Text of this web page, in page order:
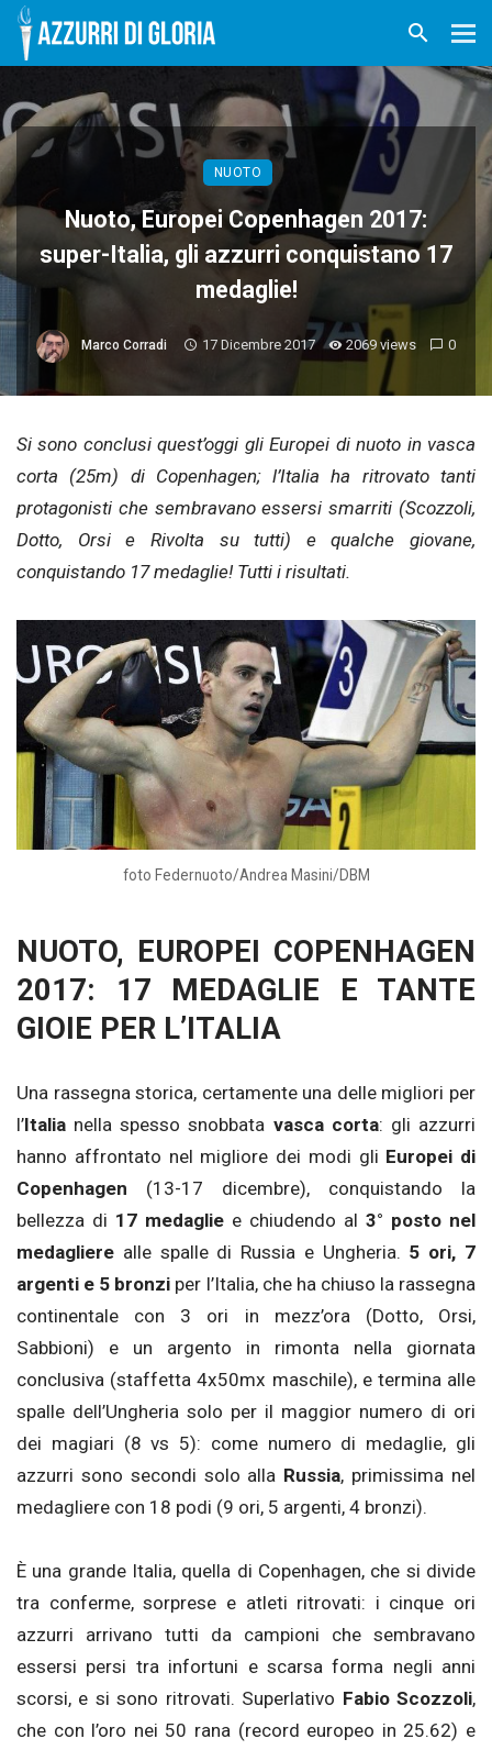
NUOTO
Nuoto, Europei Copenhagen 2017:
super-Italia, gli azzurri conquistano 17
medaglie!
Marco Corradi 17 Dicembre 2017 2069 views 0
Si sono conclusi quest’oggi gli Europei di nuoto in vasca
corta (25m) di Copenhagen; l’Italia ha ritrovato tanti
protagonisti che sembravano essersi smarriti (Scozzoli,
Dotto, Orsi e Rivolta su tutti) e qualche giovane,
conquistando 17 medaglie! Tutti i risultati.
foto Federnuoto/Andrea Masini/DBM
NUOTO, EUROPEI COPENHAGEN
2017: 17 MEDAGLIE E TANTE
GIOIE PER L’ITALIA
Una rassegna storica, certamente una delle migliori per
l’Italia nella spesso snobbata vasca corta: gli azzurri
hanno affrontato nel migliore dei modi gli Europei di
Copenhagen (13-17 dicembre), conquistando la
bellezza di 17 medaglie e chiudendo al 3° posto nel
medagliere alle spalle di Russia e Ungheria. 5 ori, 7
argenti e 5 bronzi per l’Italia, che ha chiuso la rassegna
continentale con 3 ori in mezz’ora (Dotto, Orsi,
Sabbioni) e un argento in rimonta nella giornata
conclusiva (staffetta 4x50mx maschile), e termina alle
spalle dell’Ungheria solo per il maggior numero di ori
dei magiari (8 vs 5): come numero di medaglie, gli
azzurri sono secondi solo alla Russia, primissima nel
medagliere con 18 podi (9 ori, 5 argenti, 4 bronzi).
È una grande Italia, quella di Copenhagen, che si divide
tra conferme, sorprese e atleti ritrovati: i cinque ori
azzurri arrivano tutti da campioni che sembravano
essersi persi tra infortuni e scarsa forma negli anni
scorsi, e si sono ritrovati. Superlativo Fabio Scozzoli,
che con l’oro nei 50 rana (record europeo in 25.62) e